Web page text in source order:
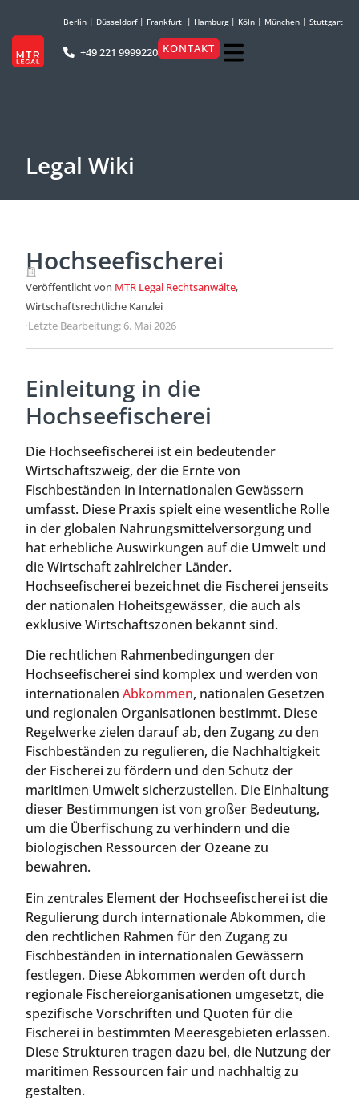
Berlin | Düsseldorf| Frankfurt | Hamburg| Köln | München | Stuttgart
+49 221 9999220 KONTAKT
Legal Wiki
Hochseefischerei
Veröffentlicht von MTR Legal Rechtsanwälte,
Wirtschaftsrechtliche Kanzlei
·Letzte Bearbeitung: 6. Mai 2026
Einleitung in die
Hochseefischerei
Die Hochseefischerei ist ein bedeutender
Wirtschaftszweig, der die Ernte von
Fischbeständen in internationalen Gewässern
umfasst. Diese Praxis spielt eine wesentliche Rolle
in der globalen Nahrungsmittelversorgung und
hat erhebliche Auswirkungen auf die Umwelt und
die Wirtschaft zahlreicher Länder.
Hochseefischerei bezeichnet die Fischerei jenseits
der nationalen Hoheitsgewässer, die auch als
exklusive Wirtschaftszonen bekannt sind.
Die rechtlichen Rahmenbedingungen der
Hochseefischerei sind komplex und werden von
internationalen Abkommen, nationalen Gesetzen
und regionalen Organisationen bestimmt. Diese
Regelwerke zielen darauf ab, den Zugang zu den
Fischbeständen zu regulieren, die Nachhaltigkeit
der Fischerei zu fördern und den Schutz der
maritimen Umwelt sicherzustellen. Die Einhaltung
dieser Bestimmungen ist von großer Bedeutung,
um die Überfischung zu verhindern und die
biologischen Ressourcen der Ozeane zu
bewahren.
Ein zentrales Element der Hochseefischerei ist die
Regulierung durch internationale Abkommen, die
den rechtlichen Rahmen für den Zugang zu
Fischbeständen in internationalen Gewässern
festlegen. Diese Abkommen werden oft durch
regionale Fischereiorganisationen umgesetzt, die
spezifische Vorschriften und Quoten für die
Fischerei in bestimmten Meeresgebieten erlassen.
Diese Strukturen tragen dazu bei, die Nutzung der
maritimen Ressourcen fair und nachhaltig zu
gestalten.